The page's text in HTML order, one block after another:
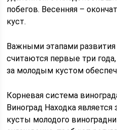
побегов. Весенняя –
куст.
Важными этапами развития
считаются первые три
за молодым кустом
Корневая система
Виноград Находка
кусты молодого